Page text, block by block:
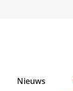
Nieuws